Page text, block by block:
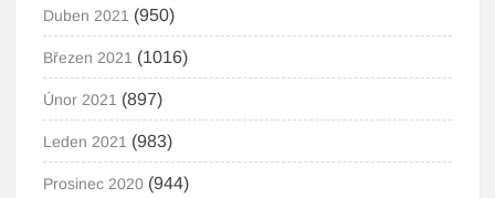
Duben 2021 (950)
Březen 2021 (1016)
Únor 2021 (897)
Leden 2021 (983)
Prosinec 2020 (944)